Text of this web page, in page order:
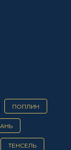
ПОПЛИН
ТЕНСЕЛЬ